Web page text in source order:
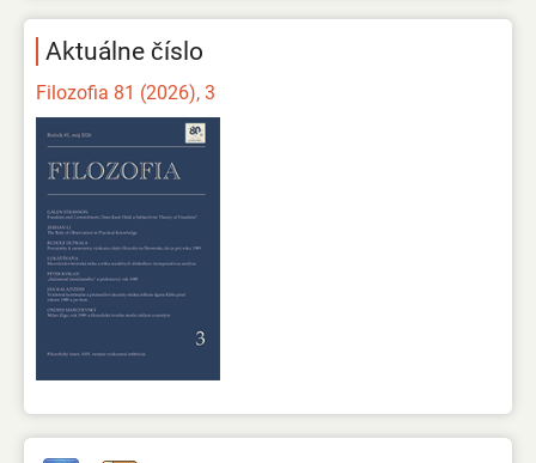
Aktuálne číslo
Filozofia 81 (2026), 3